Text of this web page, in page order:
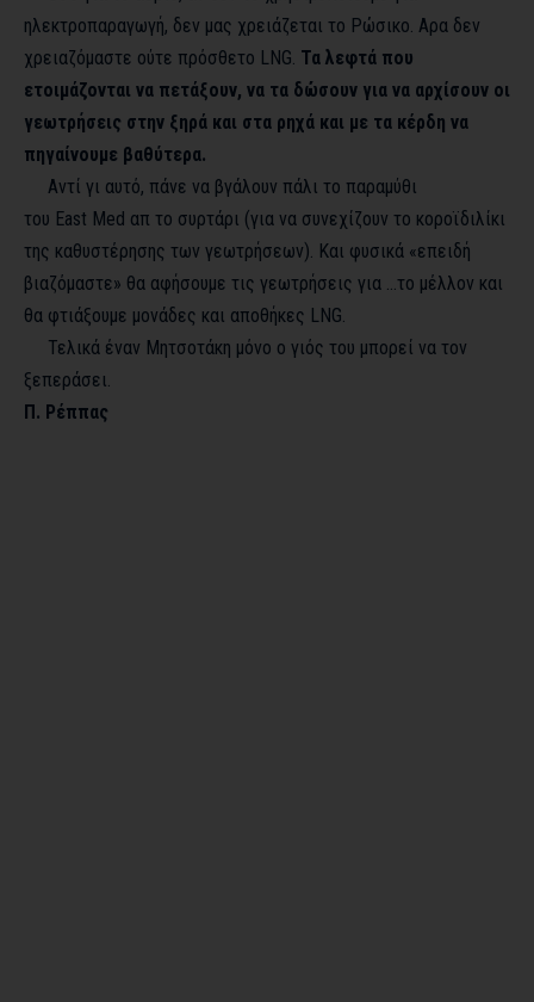
ηλεκτροπαραγωγή, δεν μας χρειάζεται το Ρώσικο. Αρα δεν
χρειαζόμαστε ούτε πρόσθετο LNG. Τα λεφτά που
ετοιμάζονται να πετάξουν, να τα δώσουν για να αρχίσουν οι
γεωτρήσεις στην ξηρά και στα ρηχά και με τα κέρδη να
πηγαίνουμε βαθύτερα.
Αντί γι αυτό, πάνε να βγάλουν πάλι το παραμύθι
του East Med απ το συρτάρι (για να συνεχίζουν το κοροϊδιλίκι
της καθυστέρησης των γεωτρήσεων). Και φυσικά «επειδή
βιαζόμαστε» θα αφήσουμε τις γεωτρήσεις για …το μέλλον και
θα φτιάξουμε μονάδες και αποθήκες LNG.
Τελικά έναν Μητσοτάκη μόνο ο γιός του μπορεί να τον
ξεπεράσει.
Π. Ρέππας